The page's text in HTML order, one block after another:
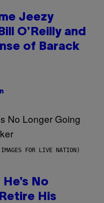
Jeezy
O’Reilly and
of Barack
IMAGES FOR LIVE NATION)
No
His